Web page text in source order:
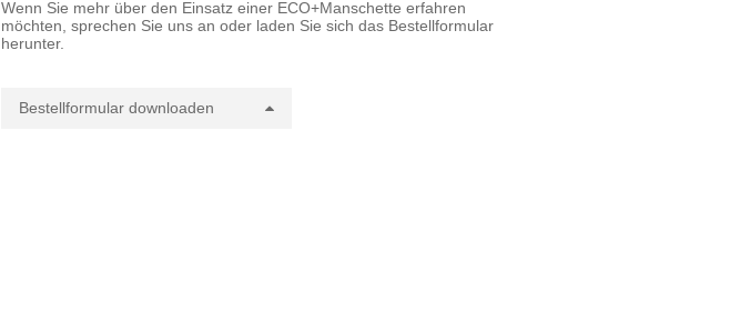
Wenn Sie mehr über den Einsatz einer ECO+Manschette erfahren
möchten, sprechen Sie uns an oder laden Sie sich das Bestellformular
herunter.
Bestellformular downloaden